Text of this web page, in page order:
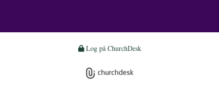
Log på ChurchDesk